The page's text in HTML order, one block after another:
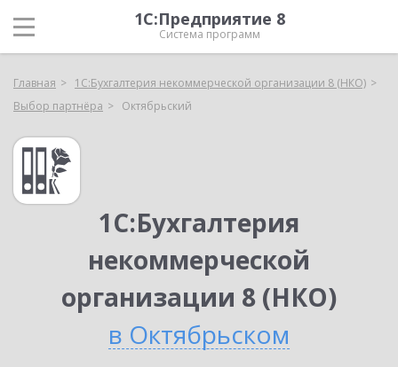
1С:Предприятие 8
Система программ
Главная
1С:Бухгалтерия некоммерческой организации 8 (НКО)
Выбор партнёра
Октябрьский
1С:Бухгалтерия
некоммерческой
организации 8 (НКО)
в Октябрьском